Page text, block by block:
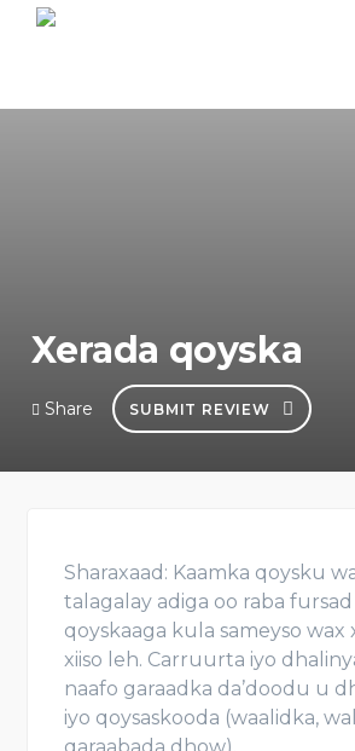
Xerada qoyska
Share SUBMIT REVIEW
Sharaxaad: Kaamka qoysku
talagalay adiga oo raba fursad
qoyskaaga kula sameyso wax
xiiso leh. Carruurta iyo
naafo garaadka da’doodu u
iyo qoysaskooda (waalidka,